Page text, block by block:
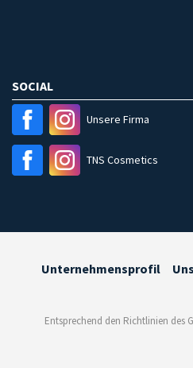
SOCIAL
Unsere Firma
TNS Cosmetics
Unternehmensprofil
Entsprechend den Richtlinien des